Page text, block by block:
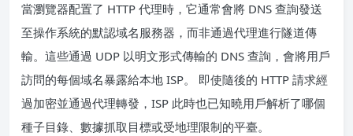
當瀏覽器配置了 HTTP 代理時，它通常會將 DNS 查詢發送
至操作系統的默認域名服務器，而非通過代理進行隧道傳
輸。這些通過 UDP 以明文形式傳輸的 DNS 查詢，會將用戶
訪問的每個域名暴露給本地 ISP。 即使隨後的 HTTP 請求經
過加密並通過代理轉發，ISP 此時也已知曉用戶解析了哪個
種子目錄、數據抓取目標或受地理限制的平臺。